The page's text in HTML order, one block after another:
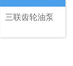
三联齿轮油泵